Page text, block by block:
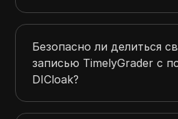
Безопасно ли делиться
записью TimelyGrader с
DICloak?